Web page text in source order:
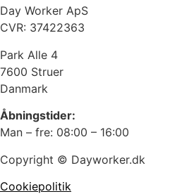
Day Worker ApS
CVR: 37422363
Park Alle 4
7600 Struer
Danmark
Åbningstider:
Man – fre: 08:00 – 16:00
Copyright © Dayworker.dk
Cookiepolitik